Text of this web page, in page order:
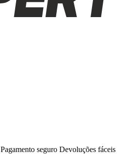
Pagamento seguro Devoluções fáceis